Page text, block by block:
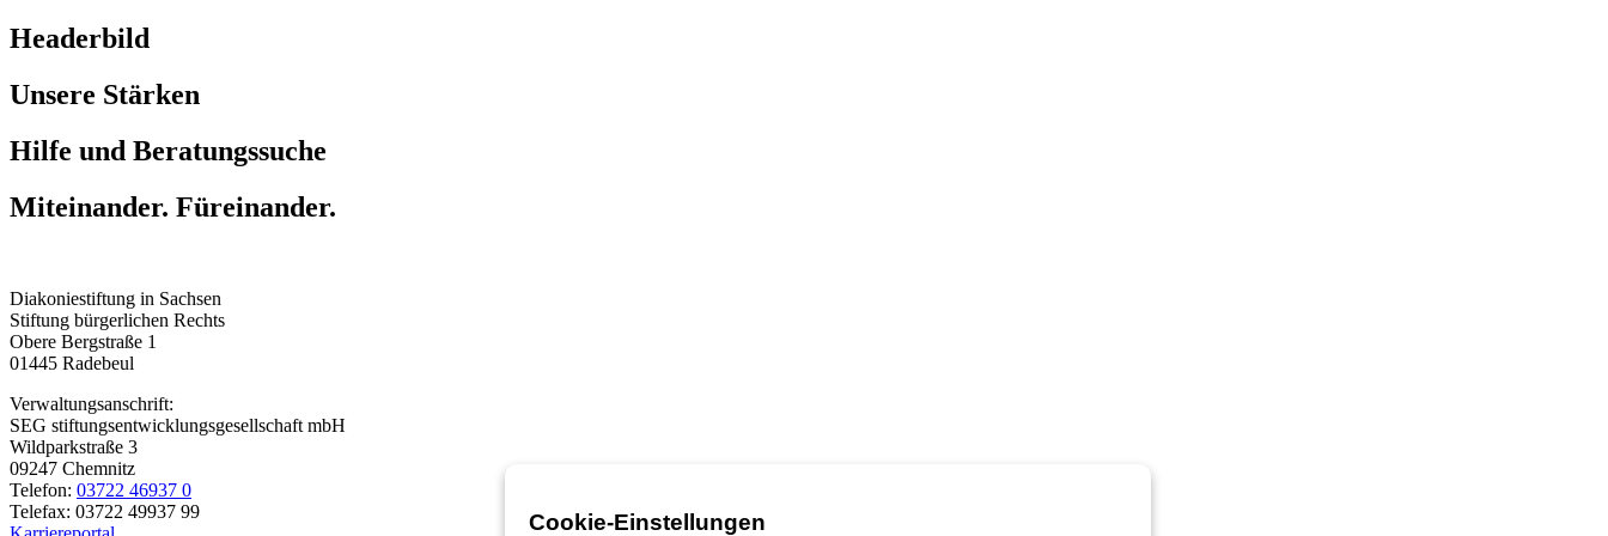
Headerbild
Unsere Stärken
Hilfe und Beratungssuche
Miteinander. Füreinander.
Diakoniestiftung in Sachsen
Stiftung bürgerlichen Rechts
Obere Bergstraße 1
01445 Radebeul
Verwaltungsanschrift:
SEG stiftungsentwicklungsgesellschaft mbH
Wildparkstraße 3
09247 Chemnitz
Telefon: 03722 46937 0
Telefax: 03722 49937 99
Cookie-Einstellungen